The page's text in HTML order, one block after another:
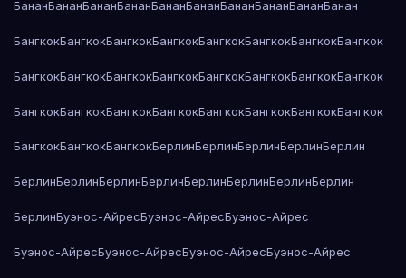
БананБананБананБананБананБананБананБананБананБанан
БангкокБангкокБангкокБангкокБангкокБангкокБангкокБангкок
БангкокБангкокБангкокБангкокБангкокБангкокБангкокБангкок
БангкокБангкокБангкокБангкокБангкокБангкокБангкокБангкок
БангкокБангкокБангкокБерлинБерлинБерлинБерлинБерлин
БерлинБерлинБерлинБерлинБерлинБерлинБерлинБерлин
БерлинБуэнос-АйресБуэнос-АйресБуэнос-Айрес
Буэнос-АйресБуэнос-АйресБуэнос-АйресБуэнос-Айрес